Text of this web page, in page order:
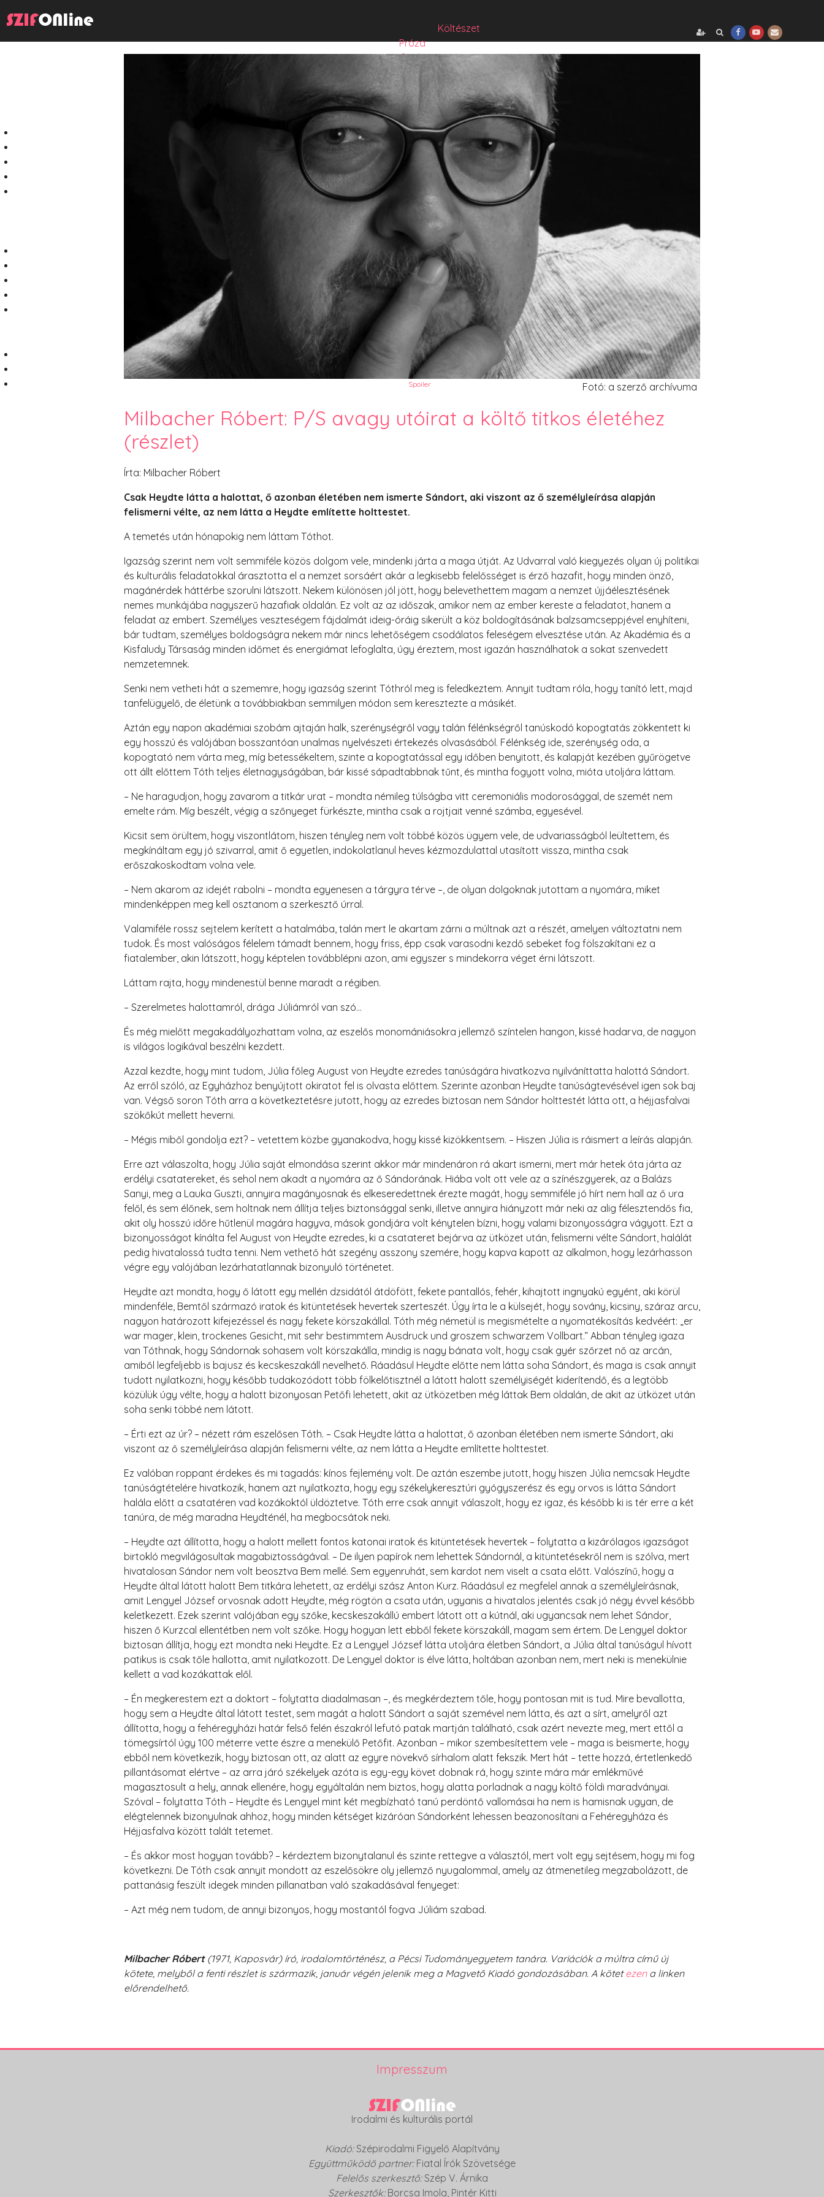
Költészet
Próza
Műfordítás
Mese
Folyó/irat/mentés
Sorozat
Hibrid
Hasznos szöveg
Józsefet nem kérdezte senki
comicON
PesText 2021
PesText 2022
PesText 2023
PesText 2024
HNB
Eronim Mox szakácskönyve
Spoiler
Fotó: a szerző archívuma
Milbacher Róbert: P/S avagy utóirat a költő titkos életéhez
(részlet)
Írta: Milbacher Róbert
Csak Heydte látta a halottat, ő azonban életében nem ismerte Sándort, aki viszont az ő személyleírása alapján
felismerni vélte, az nem látta a Heydte említette holttestet.
A temetés után hónapokig nem láttam Tóthot.
Igazság szerint nem volt semmiféle közös dolgom vele, mindenki járta a maga útját. Az Udvarral való kiegyezés olyan új politikai
és kulturális feladatokkal árasztotta el a nemzet sorsáért akár a legkisebb felelősséget is érző hazafit, hogy minden önző,
magánérdek háttérbe szorulni látszott. Nekem különösen jól jött, hogy belevethettem magam a nemzet újjáélesztésének
nemes munkájába nagyszerű hazafiak oldalán. Ez volt az az időszak, amikor nem az ember kereste a feladatot, hanem a
feladat az embert. Személyes veszteségem fájdalmát ideig-óráig sikerült a köz boldogításának balzsamcseppjével enyhíteni,
bár tudtam, személyes boldogságra nekem már nincs lehetőségem csodálatos feleségem elvesztése után. Az Akadémia és a
Kisfaludy Társaság minden időmet és energiámat lefoglalta, úgy éreztem, most igazán használhatok a sokat szenvedett
nemzetemnek.
Senki nem vetheti hát a szememre, hogy igazság szerint Tóthról meg is feledkeztem. Annyit tudtam róla, hogy tanító lett, majd
tanfelügyelő, de életünk a továbbiakban semmilyen módon sem keresztezte a másikét.
Aztán egy napon akadémiai szobám ajtaján halk, szerénységről vagy talán félénkségről tanúskodó kopogtatás zökkentett ki
egy hosszú és valójában bosszantóan unalmas nyelvészeti értekezés olvasásából. Félénkség ide, szerénység oda, a
kopogtató nem várta meg, míg betessékeltem, szinte a kopogtatással egy időben benyitott, és kalapját kezében gyűrögetve
ott állt előttem Tóth teljes életnagyságában, bár kissé sápadtabbnak tűnt, és mintha fogyott volna, mióta utoljára láttam.
– Ne haragudjon, hogy zavarom a titkár urat – mondta némileg túlságba vitt ceremoniális modorosággal, de szemét nem
emelte rám. Míg beszélt, végig a szőnyeget fürkészte, mintha csak a rojtjait venné számba, egyesével.
Kicsit sem örültem, hogy viszontlátom, hiszen tényleg nem volt többé közös ügyem vele, de udvariasságból leültettem, és
megkínáltam egy jó szivarral, amit ő egyetlen, indokolatlanul heves kézmozdulattal utasított vissza, mintha csak
erőszakoskodtam volna vele.
– Nem akarom az idejét rabolni – mondta egyenesen a tárgyra térve –, de olyan dolgoknak jutottam a nyomára, miket
mindenképpen meg kell osztanom a szerkesztő úrral.
Valamiféle rossz sejtelem kerített a hatalmába, talán mert le akartam zárni a múltnak azt a részét, amelyen változtatni nem
tudok. És most valóságos félelem támadt bennem, hogy friss, épp csak varasodni kezdő sebeket fog fölszakítani ez a
fiatalember, akin látszott, hogy képtelen továbblépni azon, ami egyszer s mindekorra véget érni látszott.
Láttam rajta, hogy mindenestül benne maradt a régiben.
– Szerelmetes halottamról, drága Júliámról van szó…
És még mielőtt megakadályozhattam volna, az eszelős monomániásokra jellemző színtelen hangon, kissé hadarva, de nagyon
is világos logikával beszélni kezdett.
Azzal kezdte, hogy mint tudom, Júlia főleg August von Heydte ezredes tanúságára hivatkozva nyilváníttatta halottá Sándort.
Az erről szóló, az Egyházhoz benyújtott okiratot fel is olvasta előttem. Szerinte azonban Heydte tanúságtevésével igen sok baj
van. Végső soron Tóth arra a következtetésre jutott, hogy az ezredes biztosan nem Sándor holttestét látta ott, a héjjasfalvai
szökőkút mellett heverni.
– Mégis miből gondolja ezt? – vetettem közbe gyanakodva, hogy kissé kizökkentsem. – Hiszen Júlia is ráismert a leírás alapján.
Erre azt válaszolta, hogy Júlia saját elmondása szerint akkor már mindenáron rá akart ismerni, mert már hetek óta járta az
erdélyi csatatereket, és sehol nem akadt a nyomára az ő Sándorának. Hiába volt ott vele az a színészgyerek, az a Balázs
Sanyi, meg a Lauka Guszti, annyira magányosnak és elkeseredettnek érezte magát, hogy semmiféle jó hírt nem hall az ő ura
felől, és sem élőnek, sem holtnak nem állítja teljes biztonsággal senki, illetve annyira hiányzott már neki az alig félesztendős fia,
akit oly hosszú időre hűtlenül magára hagyva, mások gondjára volt kénytelen bízni, hogy valami bizonyosságra vágyott. Ezt a
bizonyosságot kínálta fel August von Heydte ezredes, ki a csatateret bejárva az ütközet után, felismerni vélte Sándort, halálát
pedig hivatalossá tudta tenni. Nem vethető hát szegény asszony szemére, hogy kapva kapott az alkalmon, hogy lezárhasson
végre egy valójában lezárhatatlannak bizonyuló történetet.
Heydte azt mondta, hogy ő látott egy mellén dzsidától átdöfött, fekete pantallós, fehér, kihajtott ingnyakú egyént, aki körül
mindenféle, Bemtől származó iratok és kitüntetések hevertek szerteszét. Úgy írta le a külsejét, hogy sovány, kicsiny, száraz arcu,
nagyon határozott kifejezéssel és nagy fekete körszakállal. Tóth még németül is megismételte a nyomatékosítás kedvéért: „er
war mager, klein, trockenes Gesicht, mit sehr bestimmtem Ausdruck und groszem schwarzem Vollbart.” Abban tényleg igaza
van Tóthnak, hogy Sándornak sohasem volt körszakálla, mindig is nagy bánata volt, hogy csak gyér szőrzet nő az arcán,
amiből legfeljebb is bajusz és kecskeszakáll nevelhető. Ráadásul Heydte előtte nem látta soha Sándort, és maga is csak annyit
tudott nyilatkozni, hogy később tudakozódott több fölkelőtisztnél a látott halott személyiségét kiderítendő, és a legtöbb
közülük úgy vélte, hogy a halott bizonyosan Petőfi lehetett, akit az ütközetben még láttak Bem oldalán, de akit az ütközet után
soha senki többé nem látott.
– Érti ezt az úr? – nézett rám eszelősen Tóth. – Csak Heydte látta a halottat, ő azonban életében nem ismerte Sándort, aki
viszont az ő személyleírása alapján felismerni vélte, az nem látta a Heydte említette holttestet.
Ez valóban roppant érdekes és mi tagadás: kínos fejlemény volt. De aztán eszembe jutott, hogy hiszen Júlia nemcsak Heydte
tanúságtételére hivatkozik, hanem azt nyilatkozta, hogy egy székelykeresztúri gyógyszerész és egy orvos is látta Sándort
halála előtt a csatatéren vad kozákoktól üldöztetve. Tóth erre csak annyit válaszolt, hogy ez igaz, és később ki is tér erre a két
tanúra, de még maradna Heydténél, ha megbocsátok neki.
– Heydte azt állította, hogy a halott mellett fontos katonai iratok és kitüntetések hevertek – folytatta a kizárólagos igazságot
birtokló megvilágosultak magabiztosságával. – De ilyen papírok nem lehettek Sándornál, a kitüntetésekről nem is szólva, mert
hivatalosan Sándor nem volt beosztva Bem mellé. Sem egyenruhát, sem kardot nem viselt a csata előtt. Valószínű, hogy a
Heydte által látott halott Bem titkára lehetett, az erdélyi szász Anton Kurz. Ráadásul ez megfelel annak a személyleírásnak,
amit Lengyel József orvosnak adott Heydte, még rögtön a csata után, ugyanis a hivatalos jelentés csak jó négy évvel később
keletkezett. Ezek szerint valójában egy szőke, kecskeszakállú embert látott ott a kútnál, aki ugyancsak nem lehet Sándor,
hiszen ő Kurzcal ellentétben nem volt szőke. Hogy hogyan lett ebből fekete körszakáll, magam sem értem. De Lengyel doktor
biztosan állítja, hogy ezt mondta neki Heydte. Ez a Lengyel József látta utoljára életben Sándort, a Júlia által tanúságul hívott
patikus is csak tőle hallotta, amit nyilatkozott. De Lengyel doktor is élve látta, holtában azonban nem, mert neki is menekülnie
kellett a vad kozákattak elől.
– Én megkerestem ezt a doktort – folytatta diadalmasan –, és megkérdeztem tőle, hogy pontosan mit is tud. Mire bevallotta,
hogy sem a Heydte által látott testet, sem magát a halott Sándort a saját szemével nem látta, és azt a sírt, amelyről azt
állította, hogy a fehéregyházi határ felső felén északról lefutó patak martján található, csak azért nevezte meg, mert ettől a
tömegsírtól úgy 100 méterre vette észre a menekülő Petőfit. Azonban – mikor szembesítettem vele – maga is beismerte, hogy
ebből nem következik, hogy biztosan ott, az alatt az egyre növekvő sírhalom alatt fekszik. Mert hát – tette hozzá, értetlenkedő
pillantásomat elértve – az arra járó székelyek azóta is egy-egy követ dobnak rá, hogy szinte mára már emlékművé
magasztosult a hely, annak ellenére, hogy egyáltalán nem biztos, hogy alatta porladnak a nagy költő földi maradványai.
Szóval – folytatta Tóth – Heydte és Lengyel mint két megbízható tanú perdöntő vallomásai ha nem is hamisnak ugyan, de
elégtelennek bizonyulnak ahhoz, hogy minden kétséget kizáróan Sándorként lehessen beazonosítani a Fehéregyháza és
Héjjasfalva között talált tetemet.
– És akkor most hogyan tovább? – kérdeztem bizonytalanul és szinte rettegve a választól, mert volt egy sejtésem, hogy mi fog
következni. De Tóth csak annyit mondott az eszelősökre oly jellemző nyugalommal, amely az átmenetileg megzabolázott, de
pattanásig feszült idegek minden pillanatban való szakadásával fenyeget:
– Azt még nem tudom, de annyi bizonyos, hogy mostantól fogva Júliám szabad.
Milbacher Róbert(1971, Kaposvár) író, irodalomtörténész, a Pécsi Tudományegyetem tanára. Variációk a múltra című új
kötete, melyből a fenti részlet is származik, január végén jelenik meg a Magvető Kiadó gondozásában. A kötetezena linken
előrendelhető.
Impresszum
Irodalmi és kulturális portál
Kiadó:Szépirodalmi Figyelő Alapítvány
Együttműködő partner:Fiatal Írók Szövetsége
Felelős szerkesztő:Szép V. Árnika
Szerkesztők: Borcsa Imola, Pintér Kitti